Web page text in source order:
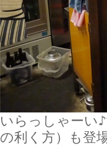
いらっしゃーい
の利く方）も登